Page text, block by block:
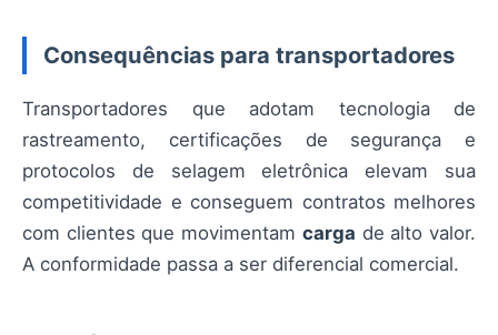
Consequências para transportadores
Transportadores que adotam tecnologia de
rastreamento, certificações de segurança e
protocolos de selagem eletrônica elevam sua
competitividade e conseguem contratos melhores
com clientes que movimentam carga de alto valor.
A conformidade passa a ser diferencial comercial.